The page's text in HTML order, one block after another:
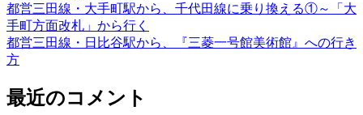
都営三田線・大手町駅から、千代田線に乗り換える①～「大
手町方面改札」から行く
都営三田線・日比谷駅から、『三菱一号館美術館』への行き
方
最近のコメント